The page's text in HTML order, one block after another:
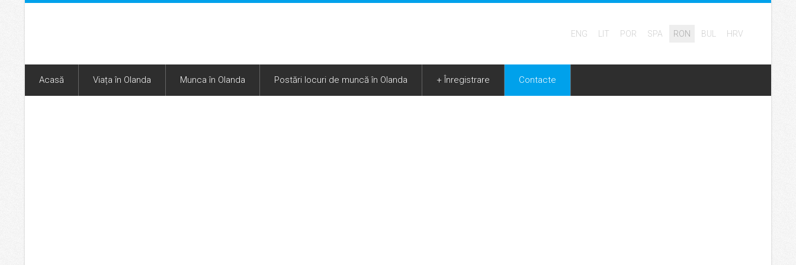
ENG LIT POR SPA RON BUL HRV
Acasă Viața în Olanda Munca în Olanda Postări locuri de muncă în Olanda + Înregistrare Contacte